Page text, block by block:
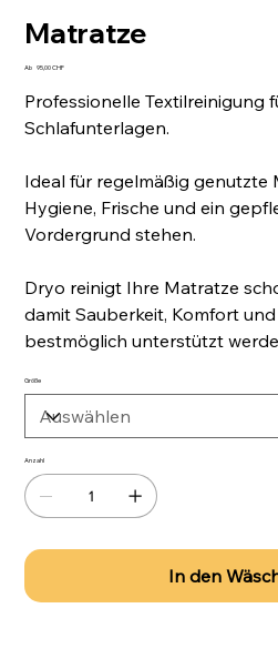
Matratze
Ab Preis
95,00 CHF
Professionelle Textilreinigung
Schlafunterlagen.
Ideal für regelmäßig genutzte
Hygiene, Frische und ein
Vordergrund stehen.
Dryo reinigt Ihre Matratze
damit Sauberkeit, Komfort
bestmöglich unterstützt
Größe
Anzahl
In den